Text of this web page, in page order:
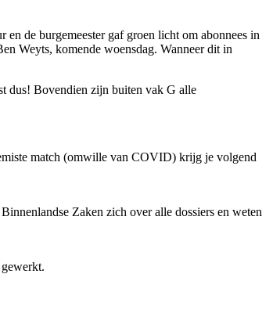
de burgemeester gaf groen licht om abonnees in
Weyts, komende woensdag. Wanneer dit in
dus! Bovendien zijn buiten vak G alle
match (omwille van COVID) krijg je volgend
Zaken zich over alle dossiers en weten